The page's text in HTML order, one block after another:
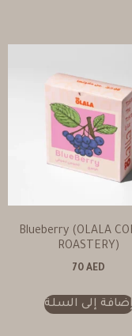
Blueberry (OLALA
ROASTERY)
70 AED
إلى السلة